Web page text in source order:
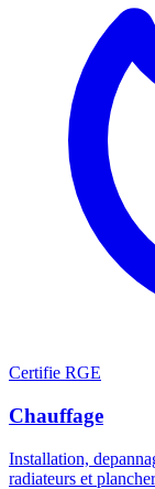
Certifie RGE
Chauffage
Installation,
radiateurs et